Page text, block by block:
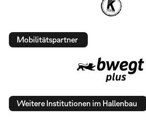
Mobilitätspartner
Weitere Institutionen im Hallenbau